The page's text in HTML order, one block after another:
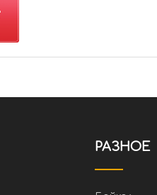
РАЗНОЕ